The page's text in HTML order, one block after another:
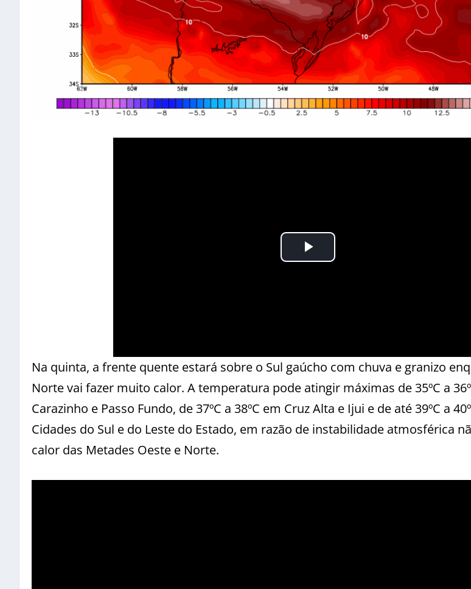
Na quinta, a frente quente estará sobre o Sul gaúcho com chuva e granizo
Norte vai fazer muito calor. A temperatura pode atingir máximas de 35ºC a
Carazinho e Passo Fundo, de 37ºC a 38ºC em Cruz Alta e Ijui e de até 39ºC a
Cidades do Sul e do Leste do Estado, em razão de instabilidade atmosférica
calor das Metades Oeste e Norte.